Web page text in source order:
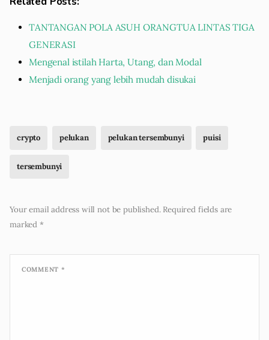
TANTANGAN POLA ASUH ORANGTUA LINTAS TIGA
GENERASI
Mengenal istilah Harta, Utang, dan Modal
Menjadi orang yang lebih mudah disukai
crypto pelukan pelukan tersembunyi puisi
tersembunyi
Your email address will not be published. Required fields are
marked *
COMMENT *